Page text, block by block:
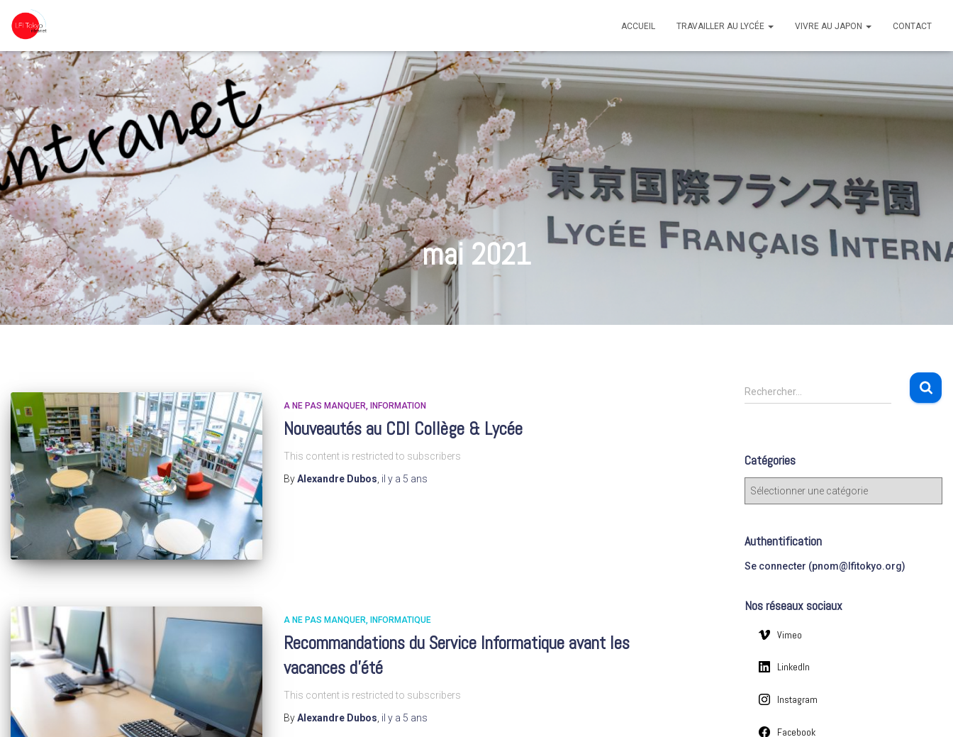
ACCUEIL TRAVAILLER AU LYCÉE VIVRE AU JAPON CONTACT
mai 2021
A NE PAS MANQUER INFORMATION
Nouveautés au CDI Collège & Lycée
This content is restricted to subscribers
ByAlexandre Dubos il y a 5 ans
A NE PAS MANQUER INFORMATIQUE
Recommandations du Service Informatique avant les
vacances d’été
This content is restricted to subscribers
ByAlexandre Dubos, il y a 5 ans
R
e
r
c
Rechercher…
Catégories
C
g
o
e
Authentification
Se connecter (pnom@lfitokyo.org)
Nos réseaux sociaux
Vimeo
LinkedIn
Instagram
Facebook